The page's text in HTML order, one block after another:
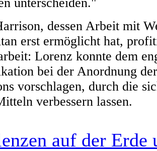
dessen Arbeit mit
erst ermöglicht hat,
Lorenz konnte dem
bei der Anordnung
vorschlagen, durch die
verbessern lassen.
auf der Erde